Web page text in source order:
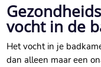
vocht in de
Het vocht in je
dan alleen maar een